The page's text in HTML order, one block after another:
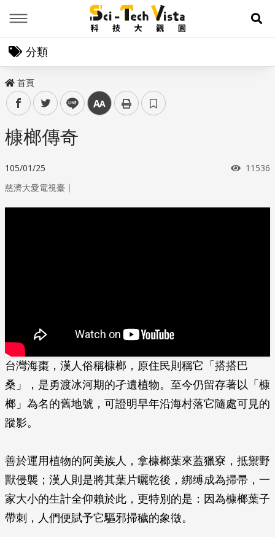
展
分類
首頁
facebooktwitter line 中
槺榔傳奇
105/01/25 瀏覽次
11536
慈濟大愛電視臺 ｜
台灣海棗，漢人俗稱槺榔，原住民則稱它「搭搭巴
桑」，是勇渡冰河期的孑遺植物。至今仍­留存著以「槺
榔」為名的舊地號，可證明早年沿海村落它隨處可見的
蹤影。
善於運用植物的阿美族人，拿槺榔葉來蓋獵寮，抵禦野
獸侵襲；漢人則是將其葉片曬乾後，­綁缚成為掃帚，一
家大小的生計全仰賴於此，更特別的是：因為槺榔葉子
帶刺，人們便賦予­它驅邪掃穢的象徵。